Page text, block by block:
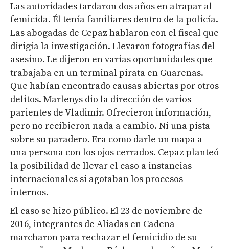
Las autoridades tardaron dos años en atrapar al
femicida. Él tenía familiares dentro de la policía.
Las abogadas de Cepaz hablaron con el fiscal que
dirigía la investigación. Llevaron fotografías del
asesino. Le dijeron en varias oportunidades que
trabajaba en un terminal pirata en Guarenas.
Que habían encontrado causas abiertas por otros
delitos. Marlenys dio la dirección de varios
parientes de Vladimir. Ofrecieron información,
pero no recibieron nada a cambio. Ni una pista
sobre su paradero. Era como darle un mapa a
una persona con los ojos cerrados. Cepaz planteó
la posibilidad de llevar el caso a instancias
internacionales si agotaban los procesos
internos.
El caso se hizo público. El 23 de noviembre de
2016, integrantes de Aliadas en Cadena
marcharon para rechazar el femicidio de su